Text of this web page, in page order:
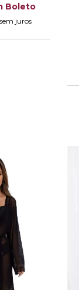
Boleto
sem juros